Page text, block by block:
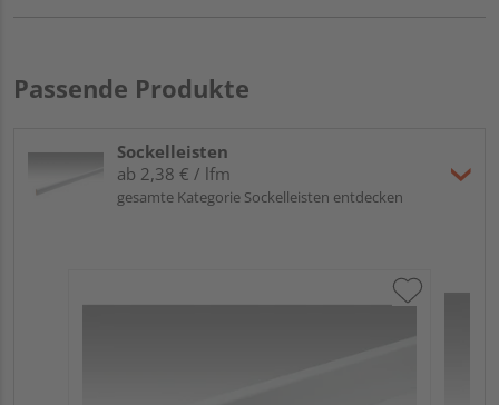
Passende Produkte
Sockelleisten
ab 2,38 € / lfm
gesamte Kategorie Sockelleisten entdecken